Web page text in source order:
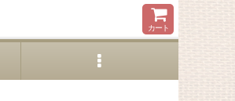
カート